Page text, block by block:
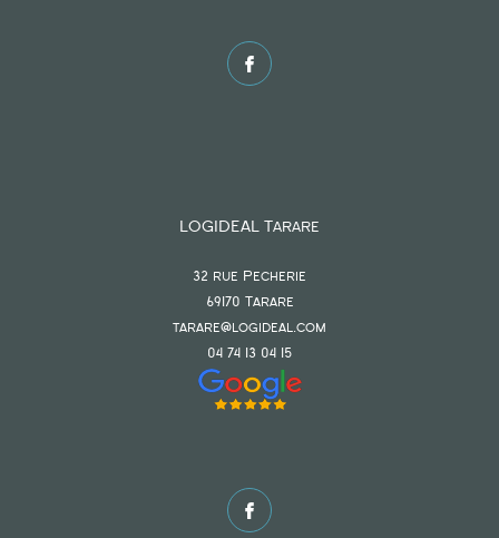
LOGIDEAL Tarare
32 rue Pecherie
69170 tarare
tarare@logideal.com
04 74 13 04 15